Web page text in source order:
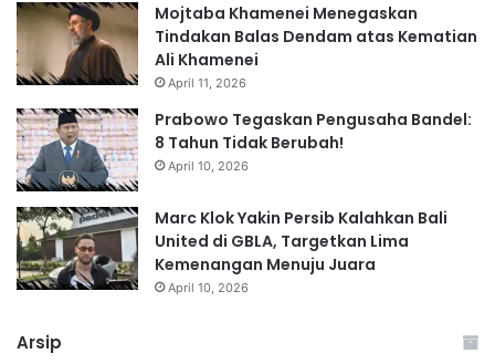
Mojtaba Khamenei Menegaskan
Tindakan Balas Dendam atas Kematian
Ali Khamenei
April 11, 2026
Prabowo Tegaskan Pengusaha Bandel:
8 Tahun Tidak Berubah!
April 10, 2026
Marc Klok Yakin Persib Kalahkan Bali
United di GBLA, Targetkan Lima
Kemenangan Menuju Juara
April 10, 2026
Arsip